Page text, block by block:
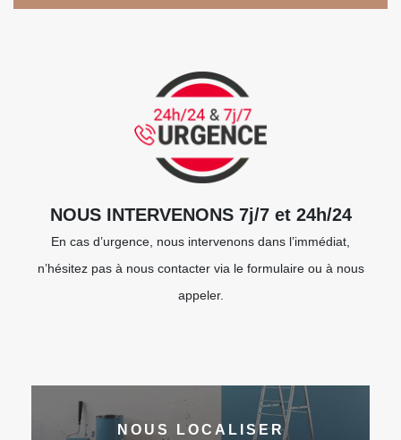
NOUS INTERVENONS 7j/7 et 24h/24
En cas d’urgence, nous intervenons dans l’immédiat,
n’hésitez pas à nous contacter via le formulaire ou à nous
appeler.
NOUS LOCALISER